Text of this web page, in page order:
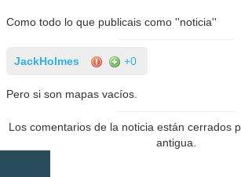
Como todo lo que publicais como ''noticia''
JackHolmes +0
Pero si son mapas vacíos.
Los comentarios de la noticia están cerrados
antigua.